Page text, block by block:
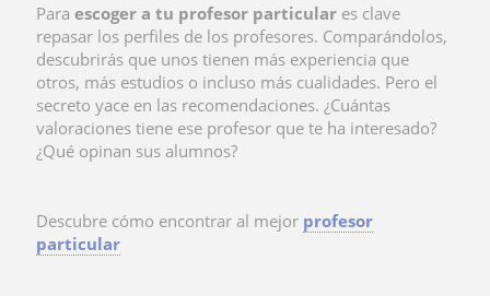
Para escoger a tu profesor particular es clave
repasar los perfiles de los profesores. Comparándolos,
descubrirás que unos tienen más experiencia que
otros, más estudios o incluso más cualidades. Pero el
secreto yace en las recomendaciones. ¿Cuántas
valoraciones tiene ese profesor que te ha interesado?
¿Qué opinan sus alumnos?
Descubre cómo encontrar al mejor profesor
particular